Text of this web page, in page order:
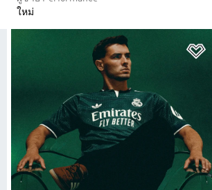
ใหม่
เพิ่มไปยังรายการสินค้าโปรด